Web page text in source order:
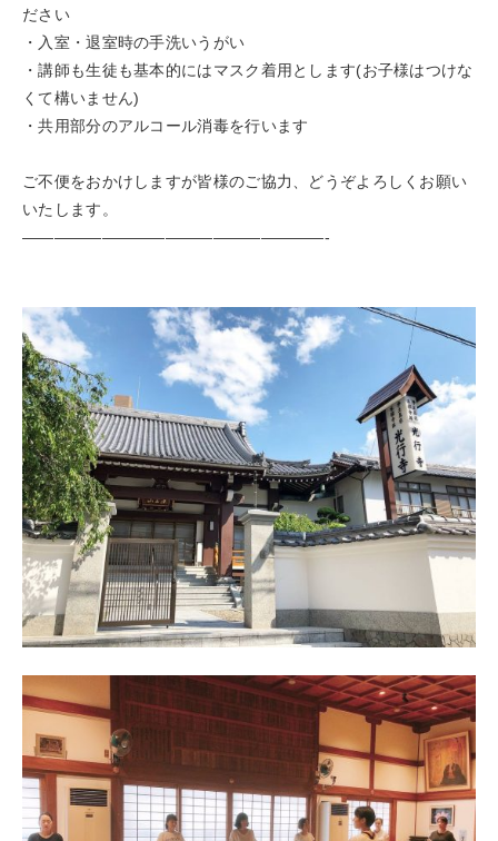
ださい
・入室・退室時の手洗いうがい
・講師も生徒も基本的にはマスク着用とします(お子様はつけな
くて構いません)
・共用部分のアルコール消毒を行います
ご不便をおかけしますが皆様のご協力、どうぞよろしくお願い
いたします。
———————————————————-